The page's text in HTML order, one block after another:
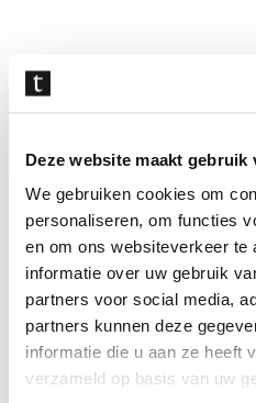
Deze website maakt gebruik
We gebruiken cookies om
personaliseren, om functies
en om ons websiteverkeer te
informatie over uw gebruik
partners voor social media,
partners kunnen deze
informatie die u aan ze heeft
verzameld op basis van uw
overslaan